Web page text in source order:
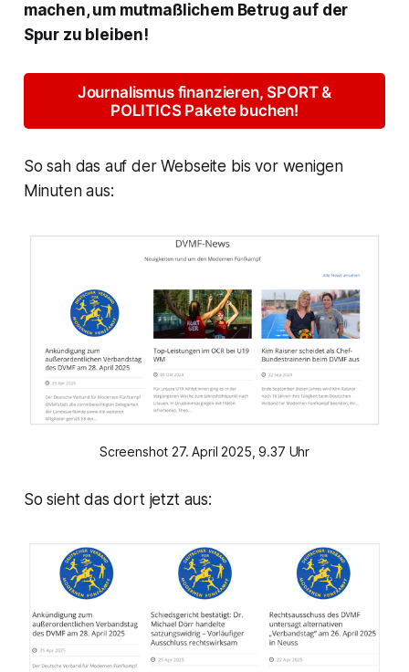
machen, um mutmaßlichem Betrug auf der
Spur zu bleiben!
Journalismus finanzieren, SPORT &
POLITICS Pakete buchen!
So sah das auf der Webseite bis vor wenigen
Minuten aus:
Screenshot 27. April 2025, 9.37 Uhr
So sieht das dort jetzt aus: